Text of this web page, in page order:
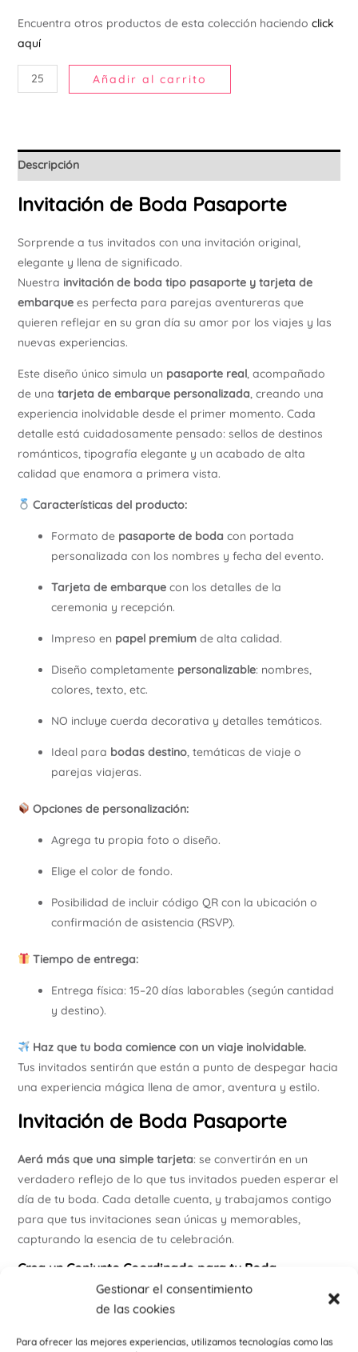
Gestionar el consentimiento
de las cookies
Para ofrecer las mejores experiencias, utilizamos tecnologías como las
Encuentra otros productos de esta colección haciendo click
aquí
Añadir al carrito
Descripción
Invitación de Boda Pasaporte
Sorprende a tus invitados con una invitación original,
elegante y llena de significado.
Nuestra invitación de boda tipo pasaporte y tarjeta de
embarquees perfecta para parejas aventureras que
quieren reflejar en su gran día su amor por los viajes y las
nuevas experiencias.
Este diseño único simula un pasaporte real, acompañado
de una tarjeta de embarque personalizada, creando una
experiencia inolvidable desde el primer momento. Cada
detalle está cuidadosamente pensado: sellos de destinos
románticos, tipografía elegante y un acabado de alta
calidad que enamora a primera vista.
Características del producto:
Formato de pasaporte de boda con portada
personalizada con los nombres y fecha del evento.
Tarjeta de embarquecon los detalles de la
ceremonia y recepción.
Impreso en papel premiumde alta calidad.
Diseño completamente personalizable: nombres,
colores, texto, etc.
NO incluye cuerda decorativa y detalles temáticos.
Ideal para bodas destino, temáticas de viaje o
parejas viajeras.
Opciones de personalización:
Agrega tu propia foto o diseño.
Elige el color de fondo.
Posibilidad de incluir código QR con la ubicación o
confirmación de asistencia (RSVP).
Tiempo de entrega:
Entrega física: 15–20 días laborables (según cantidad
y destino).
Haz que tu boda comience con un viaje inolvidable.
Tus invitados sentirán que están a punto de despegar hacia
una experiencia mágica llena de amor, aventura y estilo.
Invitación de Boda Pasaporte
Aerá más que una simple tarjeta: se convertirán en un
verdadero reflejo de lo que tus invitados pueden esperar el
día de tu boda. Cada detalle cuenta, y trabajamos contigo
para que tus invitaciones sean únicas y memorables,
capturando la esencia de tu celebración.
Crea un Conjunto Coordinado para tu Boda
Personalizzate
, no solo diseñamos invitaciones. También
artículos personalizados que mantengan el mismo estilo y